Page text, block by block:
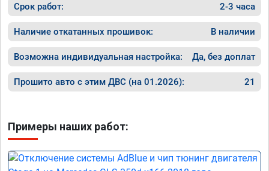
Срок работ: 2-3 часа
Наличие откатанных прошивок: В наличии
Возможна индивидуальная настройка: Да, без доплат
Прошито авто с этим ДВС (на 01.2026): 21
Примеры наших работ: